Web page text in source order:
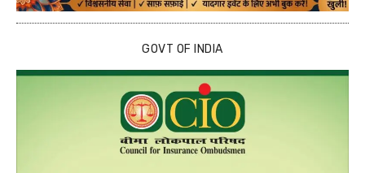
GOVT OF INDIA